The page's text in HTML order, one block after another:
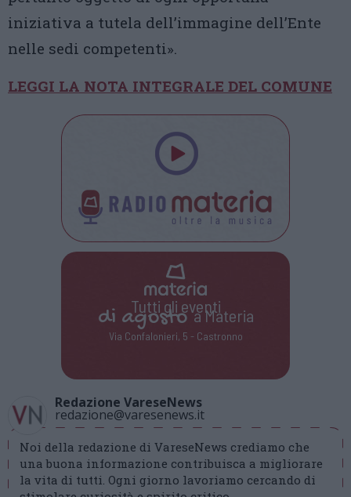
iniziativa a tutela dell’immagine dell’Ente
nelle sedi competenti».
LEGGI LA NOTA INTEGRALE DEL COMUNE
Tutti gli eventi
di agostoa Materia
Via Confalonieri, 5 - Castronno
Redazione VareseNews
redazione@varesenews.it
Noi della redazione di VareseNews crediamo che
una buona informazione contribuisca a migliorare
la vita di tutti. Ogni giorno lavoriamo cercando di